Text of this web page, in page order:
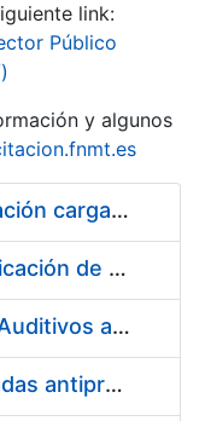
link:
Público
y algunos
Pliego condiciones optimización cargas compras firmado
Acuerdo marco para la fabricación de piezas
Suministro de Protectores Auditivos a medida para las personas trabajadoras de los Centros de Trabajo de Madrid y Burgos
Suministro de gafas graduadas antiproyecciones para los trabajadores de la FNMT-RCM en los centros de trabajo de Madrid y Burgos